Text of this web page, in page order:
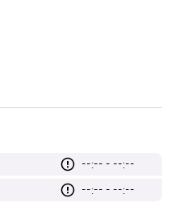
--:-- - --:--
--:-- - --:--